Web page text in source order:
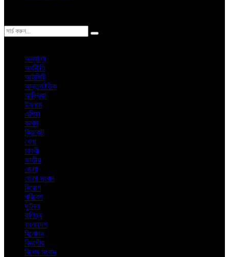
অন্যান্য
অর্থনীতি
আইসিটি
আন্তর্জাতিক
আফ্রিকা
ইসলাম
এশিয়া
কলাম
ক্রিকেট
খেলা
চাকরী
জাতীয়
জেলা
জেলা সংবাদ
নিয়োগ
পরিবেশ
ফুটবল
বাণিজ্য
বাংলাদেশ
বিনোদন
বিভাগীয়
বিশেষ সংবাদ